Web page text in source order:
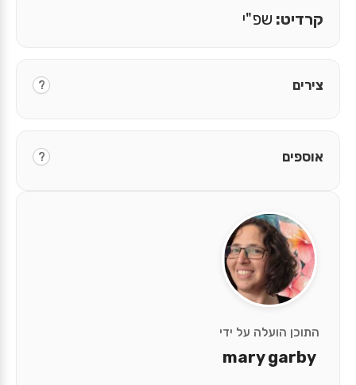
התוכן הועלה על ידי
mary garby
קרדיט: שפ"י
צירים ?
אוספים ?